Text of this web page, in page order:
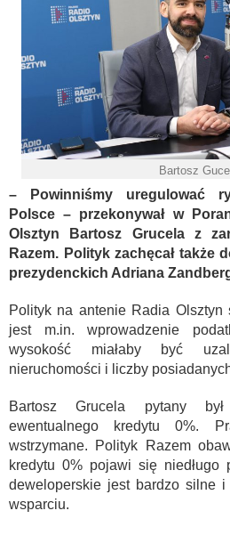
Bartosz
– Powinniśmy uregulować
Polsce – przekonywał w
Olsztyn Bartosz Grucela z
Razem. Polityk zachęcał także
prezydenckich Adriana
Polityk na antenie Radia Olsztyn
jest m.in. wprowadzenie
wysokość miałaby być
nieruchomości i liczby
Bartosz Grucela pytany
ewentualnego kredytu 0%.
wstrzymane. Polityk Razem
kredytu 0% pojawi się
deweloperskie jest bardzo silne
wsparciu.